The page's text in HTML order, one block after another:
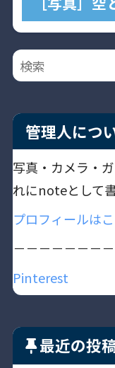
管理人につ
写真・カメラ・
れにnoteとして
プロフィールはこ
－－－－－－－
Pinterest
最近の投